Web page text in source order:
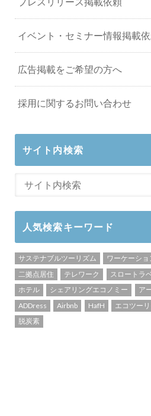
イベント・セミナー情報掲載
広告掲載をご希望の方へ
採用に関するお問い合わせ
サイト内検索
人気検索キーワード
サステナブルツーリズム ワーケーショ
二拠点居住
テレワーク スロートラ
ホテル
シェアリングエコノミー ア
ADDress
Airbnb HafH エコツー
脱炭素